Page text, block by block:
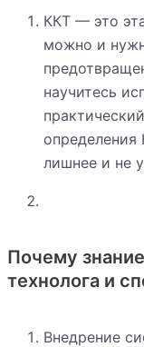
ККТ — это
можно и
научитесь
определения
лишнее и не
Почему
технолога и
Внедрение